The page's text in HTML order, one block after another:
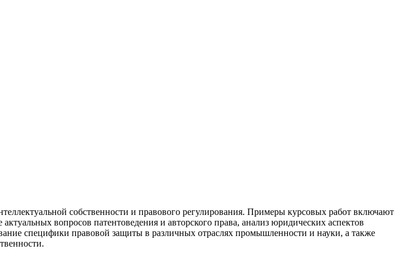
собственности и правового регулирования. Примеры курсовых работ включают
вопросов патентоведения и авторского права, анализ юридических аспектов
специфики правовой защиты в различных отраслях промышленности и науки, а также